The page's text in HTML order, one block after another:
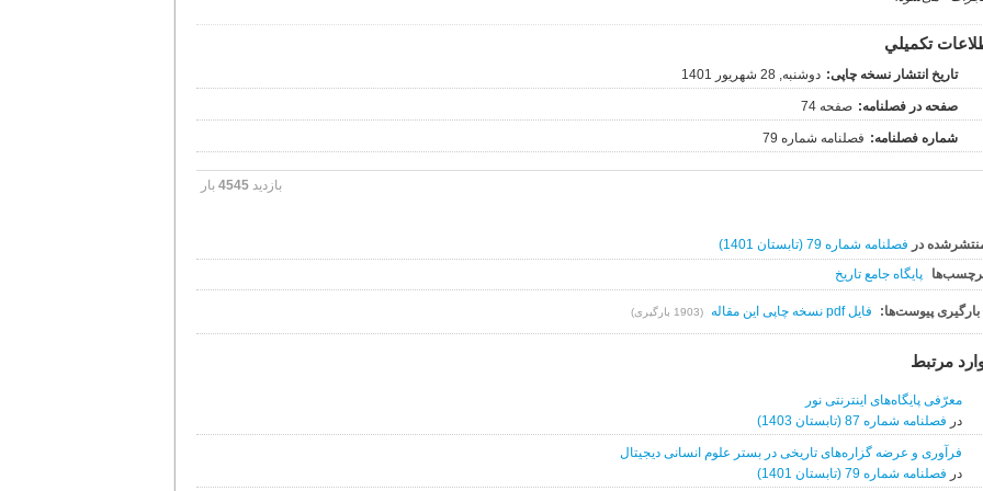
تکميلي
تاریخ انتشار نسخه چاپی: دوشنبه, 28 شهریور 1401
صفحه در فصلنامه: صفحه 74
شماره فصلنامه: فصلنامه شماره 79
بازدید 4545 بار
در فصلنامه شماره 79 (تابستان 1401)
پایگاه جامع تاریخ
بارگیری پیوست‌ها: فایل pdf نسخه چاپی این مقاله (1903 بارگیری)
مرتبط
معرّفی پایگاه‌های اینترنتی نور
در فصلنامه شماره 87 (تابستان 1403)
فرآوری و عرضه گزاره‌های تاریخی در بستر علوم انسانی دیجیتال
در فصلنامه شماره 79 (تابستان 1401)